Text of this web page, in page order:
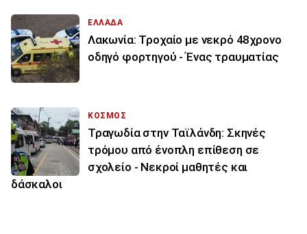
ΕΛΛΑΔΑ
Λακωνία: Τροχαίο με νεκρό 48χρονο
οδηγό φορτηγού - Ένας τραυματίας
ΚΟΣΜΟΣ
Τραγωδία στην Ταϊλάνδη: Σκηνές
τρόμου από ένοπλη επίθεση σε
σχολείο - Νεκροί μαθητές και
δάσκαλοι